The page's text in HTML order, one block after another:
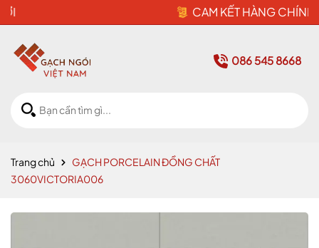
CAM KẾT HÀNG CHÍNH HÃNG
086 545 8668
Trang chủ
GẠCH PORCELAIN ĐỒNG CHẤT
3060VICTORIA006